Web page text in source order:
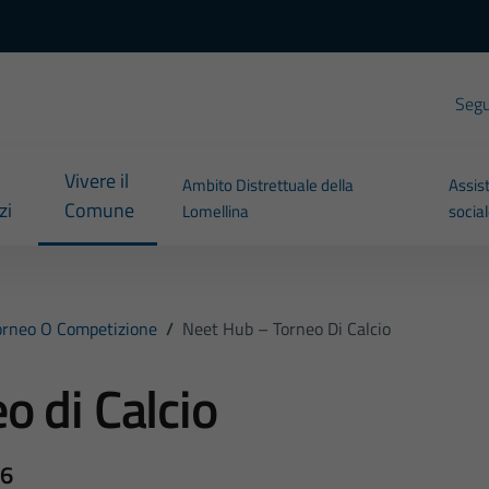
Vivere il
Comune
Ambito Distrettuale della
Lomellina
O Competizione / Neet Hub – Torneo Di Calcio
di Calcio